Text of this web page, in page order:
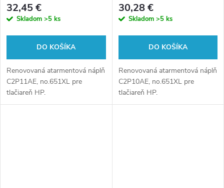
32,45 €
Skladom >5 ks
DO KOŠÍKA
Renovovaná atarmentová náplň
C2P11AE, no.651XL pre
tlačiareň HP.
30,28 €
Skladom >5 ks
DO KOŠÍKA
Renovovaná atarmentová náplň
C2P10AE, no.651XL pre
tlačiareň HP.